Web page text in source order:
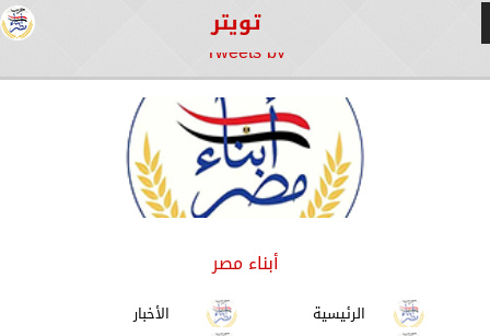
تويتر
Tweets by
أبناء مصر
الرئيسية
الأخبار